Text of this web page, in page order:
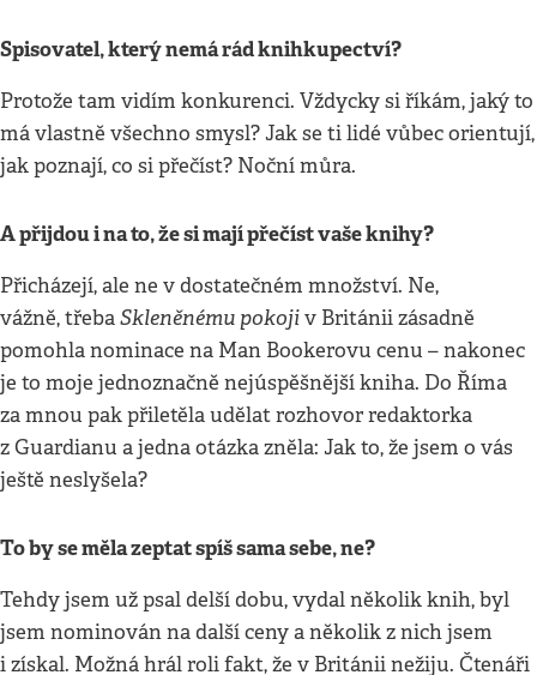
Spisovatel, který nemá rád knihkupectví?
Protože tam vidím konkurenci. Vždycky si říkám, jaký to
má vlastně všechno smysl? Jak se ti lidé vůbec orientují,
jak poznají, co si přečíst? Noční můra.
A přijdou i na to, že si mají přečíst vaše knihy?
Přicházejí, ale ne v dostatečném množství. Ne,
vážně, třebaSkleněnému pokojiv Británii zásadně
pomohla nominace na Man Bookerovu cenu – nakonec
je to moje jednoznačně nejúspěšnější kniha. Do Říma
za mnou pak přiletěla udělat rozhovor redaktorka
z Guardianu a jedna otázka zněla: Jak to, že jsem o vás
ještě neslyšela?
To by se měla zeptat spíš sama sebe, ne?
Tehdy jsem už psal delší dobu, vydal několik knih, byl
jsem nominován na další ceny a několik z nich jsem
i získal. Možná hrál roli fakt, že v Británii nežiju. Čtenáři